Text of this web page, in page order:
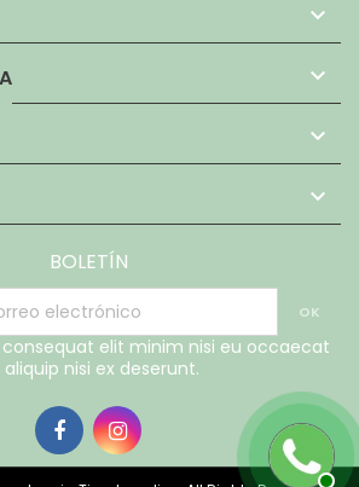




BOLETÍN
elit minim nisi eu occaecat
nisi ex deserunt.